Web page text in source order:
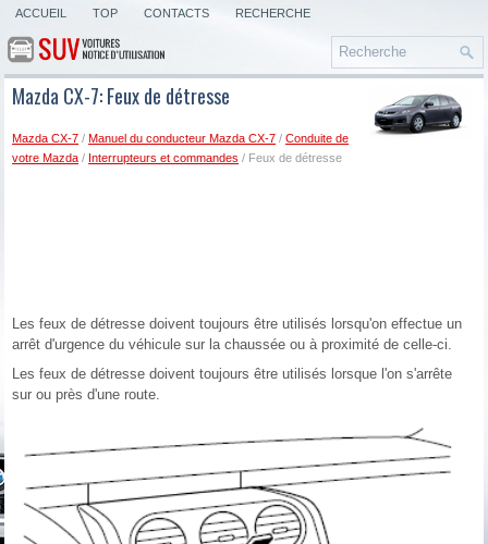
ACCUEIL TOP CONTACTS RECHERCHE
Mazda CX-7: Feux de détresse
Mazda CX-7 /Manuel du conducteur Mazda CX-7 /Conduite de
votre Mazda / Interrupteurs et commandes / Feux de détresse
Les feux de détresse doivent toujours être utilisés lorsqu'on effectue un
arrêt d'urgence du véhicule sur la chaussée ou à proximité de celle-ci.
Les feux de détresse doivent toujours être utilisés lorsque l'on s'arrête
sur ou près d'une route.